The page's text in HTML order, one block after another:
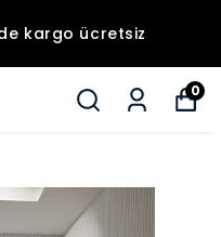
kargo ücretsiz
0